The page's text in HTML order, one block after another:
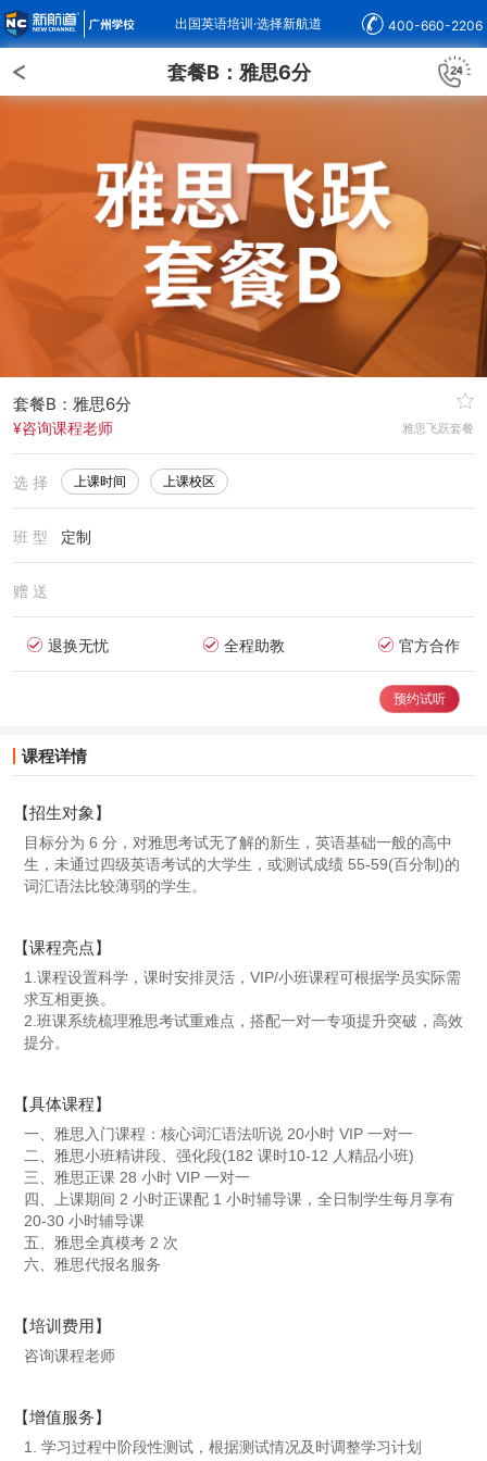
出国英语培训·选择新航道 400-660-2206
套餐B：雅思6分
套餐B：雅思6分
¥咨询课程老师 雅思飞跃套餐
选 择 上课时间 上课校区
班 型 定制
赠 送
退换无忧 全程助教 官方合作
预约试听
课程详情
【招生对象】
目标分为 6 分，对雅思考试无了解的新生，英语基础一般的高中
生，未通过四级英语考试的大学生，或测试成绩 55-59(百分制)的
词汇语法比较薄弱的学生。
【课程亮点】
1.课程设置科学，课时安排灵活，VIP/小班课程可根据学员实际需
求互相更换。
2.班课系统梳理雅思考试重难点，搭配一对一专项提升突破，高效
提分。
【具体课程】
一、雅思入门课程：核心词汇语法听说 20小时 VIP 一对一
二、雅思小班精讲段、强化段(182 课时10-12 人精品小班)
三、雅思正课 28 小时 VIP 一对一
四、上课期间 2 小时正课配 1 小时辅导课，全日制学生每月享有
20-30 小时辅导课
五、雅思全真模考 2 次
六、雅思代报名服务
【培训费用】
咨询课程老师
【增值服务】
1. 学习过程中阶段性测试，根据测试情况及时调整学习计划